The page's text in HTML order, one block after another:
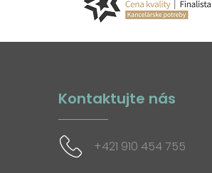
Kontaktujte nás
+421 910 454 755